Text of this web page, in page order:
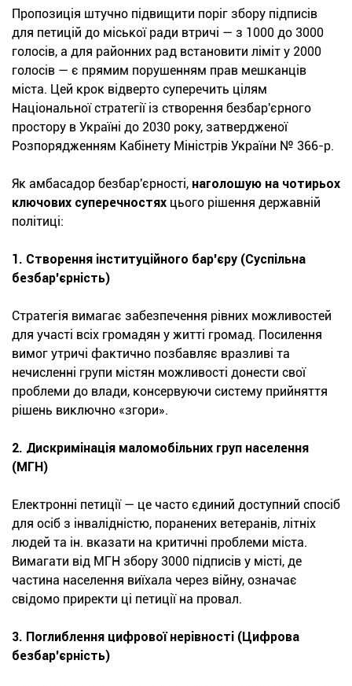
Пропозиція штучно підвищити поріг збору підписів
для петицій до міської ради втричі — з 1000 до 3000
голосів, а для районних рад встановити ліміт у 2000
голосів — є прямим порушенням прав мешканців
міста. Цей крок відверто суперечить цілям
Національної стратегії із створення безбар'єрного
простору в Україні до 2030 року, затвердженої
Розпорядженням Кабінету Міністрів України № 366-р.
Як амбасадор безбар'єрності, наголошую на чотирьох
ключових суперечностях цього рішення державній
політиці:
1. Створення інституційного бар'єру (Суспільна
безбар'єрність)
Стратегія вимагає забезпечення рівних можливостей
для участі всіх громадян у житті громад. Посилення
вимог утричі фактично позбавляє вразливі та
нечисленні групи містян можливості донести свої
проблеми до влади, консервуючи систему прийняття
рішень виключно «згори».
2. Дискримінація маломобільних груп населення
(МГН)
Електронні петиції — це часто єдиний доступний спосіб
для осіб з інвалідністю, поранених ветеранів, літніх
людей та ін. вказати на критичні проблеми міста.
Вимагати від МГН збору 3000 підписів у місті, де
частина населення виїхала через війну, означає
свідомо приректи ці петиції на провал.
3. Поглиблення цифрової нерівності (Цифрова
безбар'єрність)